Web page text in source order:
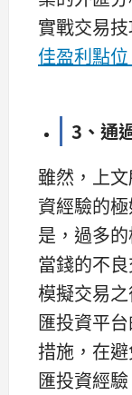
實戰交易
佳盈利點
3、通
雖然，上
資經驗的
是，過多
當錢的不
模擬交易
匯投資平
措施，在
匯投資經